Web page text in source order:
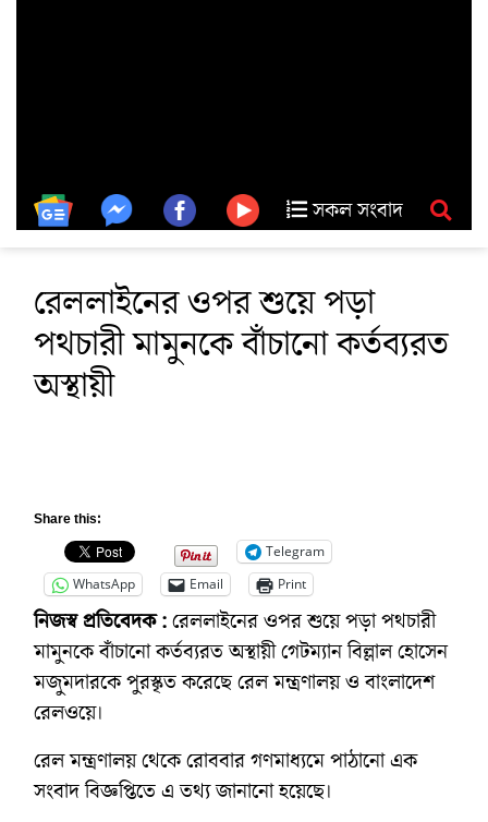
সকল সংবাদ
রেললাইনের ওপর শুয়ে পড়া
পথচারী মামুনকে বাঁচানো কর্তব্যরত
অস্থায়ী
Share this:
Telegram
WhatsApp
Email Print
নিজস্ব প্রতিবেদক :রেললাইনের ওপর শুয়ে পড়া পথচারী
মামুনকে বাঁচানো কর্তব্যরত অস্থায়ী গেটম্যান বিল্লাল হোসেন
মজুমদারকে পুরস্কৃত করেছে রেল মন্ত্রণালয় ও বাংলাদেশ
রেলওয়ে।
রেল মন্ত্রণালয় থেকে রোববার গণমাধ্যমে পাঠানো এক
সংবাদ বিজ্ঞপ্তিতে এ তথ্য জানানো হয়েছে।